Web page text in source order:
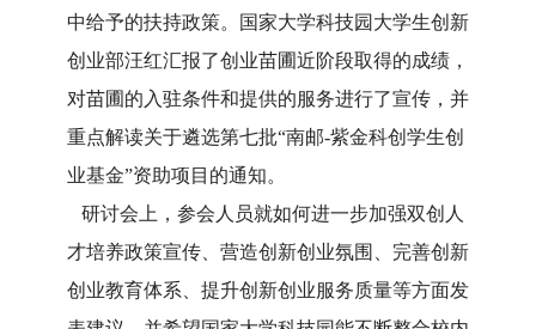
中给予的扶持政策。国家大学科技园大学生创新
创业部汪红汇报了创业苗圃近阶段取得的成绩，
对苗圃的入驻条件和提供的服务进行了宣传，并
重点解读关于遴选第七批“南邮-紫金科创学生创
业基金”资助项目的通知。
研讨会上，参会人员就如何进一步加强双创人
才培养政策宣传、营造创新创业氛围、完善创新
创业教育体系、提升创新创业服务质量等方面发